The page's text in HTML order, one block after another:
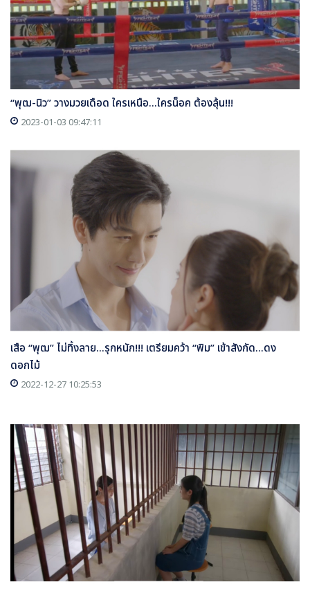
“พุฒ-นิว” วางมวยเดือด ใครเหนือ...ใครน็อค ต้องลุ้น!!!
2023-01-03 09:47:11
เสือ “พุฒ” ไม่ทิ้งลาย...รุกหนัก!!! เตรียมคว้า “พิม” เข้าสังกัด...ดง
ดอกไม้
2022-12-27 10:25:53